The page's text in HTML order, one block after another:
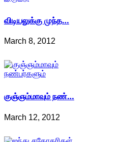
விடியலுக்கு முந்த…
March 8, 2012
குஞ்ஞம்மாவும் நண்…
March 12, 2012